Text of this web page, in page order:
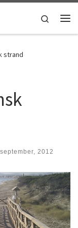
Search
strand
2012